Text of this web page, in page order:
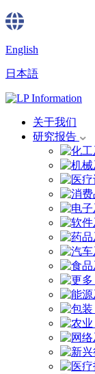
English
日本語
关于我们
研究报告